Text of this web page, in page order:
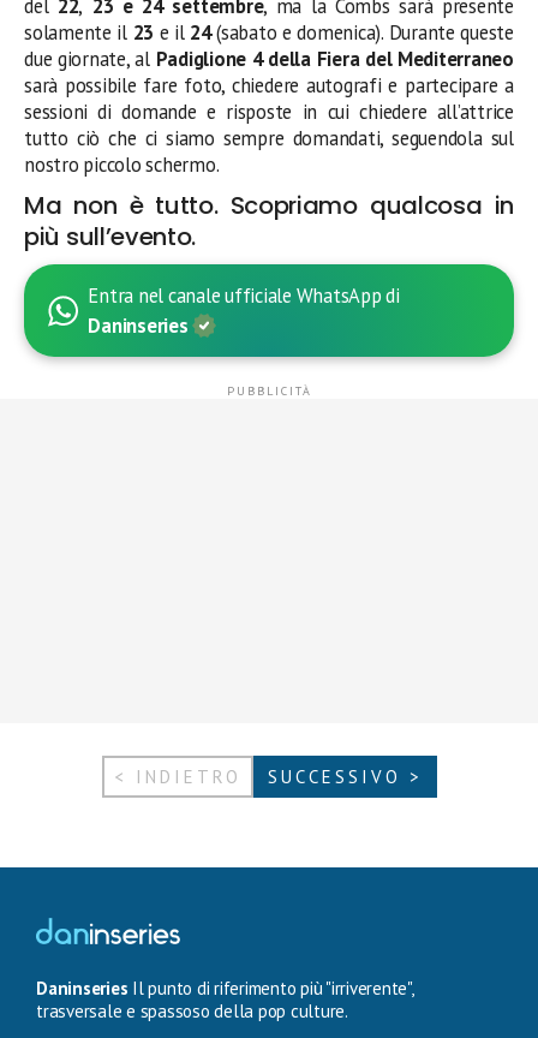
del 22, 23 e 24 settembre, ma la Combs sarà presente
solamente il 23 e il 24(sabato e domenica). Durante queste
due giornate, al Padiglione 4 della Fiera del Mediterraneo
sarà possibile fare foto, chiedere autografi e partecipare a
sessioni di domande e risposte in cui chiedere all’attrice
tutto ciò che ci siamo sempre domandati, seguendola sul
nostro piccolo schermo.
Ma non è tutto. Scopriamo qualcosa in
più sull’evento.
Entra nel canale ufficiale WhatsApp di
Daninseries
< INDIETRO SUCCESSIVO >
Daninseries Il punto di riferimento più "irriverente",
trasversale e spassoso della pop culture.